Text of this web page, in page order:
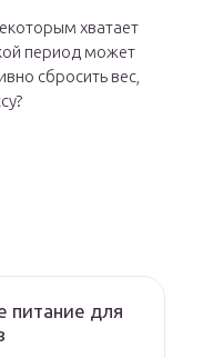
хватает
период может
сбросить вес,
питание для